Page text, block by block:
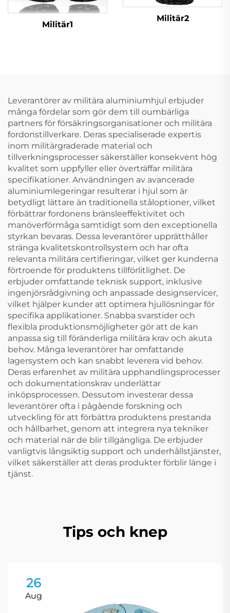
Militär1
Militär2
Leverantörer av militära aluminiumhjul erbjuder
många fördelar som gör dem till oumbärliga
partners för försäkringsorganisationer och militära
fordonstillverkare. Deras specialiserade expertis
inom militärgraderade material och
tillverkningsprocesser säkerställer konsekvent hög
kvalitet som uppfyller eller överträffar militära
specifikationer. Användningen av avancerade
aluminiumlegeringar resulterar i hjul som är
betydligt lättare än traditionella ståloptioner, vilket
förbättrar fordonens bränsleeffektivitet och
manöverförmåga samtidigt som den exceptionella
styrkan bevaras. Dessa leverantörer upprätthåller
stränga kvalitetskontrollsystem och har ofta
relevanta militära certifieringar, vilket ger kunderna
förtroende för produktens tillförlitlighet. De
erbjuder omfattande teknisk support, inklusive
ingenjörsrådgivning och anpassade designservicer,
vilket hjälper kunder att optimera hjullösningar för
specifika applikationer. Snabba svarstider och
flexibla produktionsmöjligheter gör att de kan
anpassa sig till föränderliga militära krav och akuta
behov. Många leverantörer har omfattande
lagersystem och kan snabbt leverera vid behov.
Deras erfarenhet av militära upphandlingsprocesser
och dokumentationskrav underlättar
inköpsprocessen. Dessutom investerar dessa
leverantörer ofta i pågående forskning och
utveckling för att förbättra produktens prestanda
och hållbarhet, genom att integrera nya tekniker
och material när de blir tillgängliga. De erbjuder
vanligtvis långsiktig support och underhållstjänster,
vilket säkerställer att deras produkter förblir länge i
tjänst.
Tips och knep
26
Aug